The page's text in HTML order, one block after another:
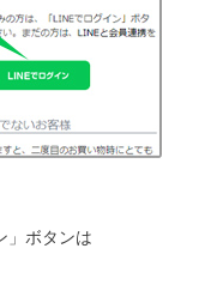
」ボタンは